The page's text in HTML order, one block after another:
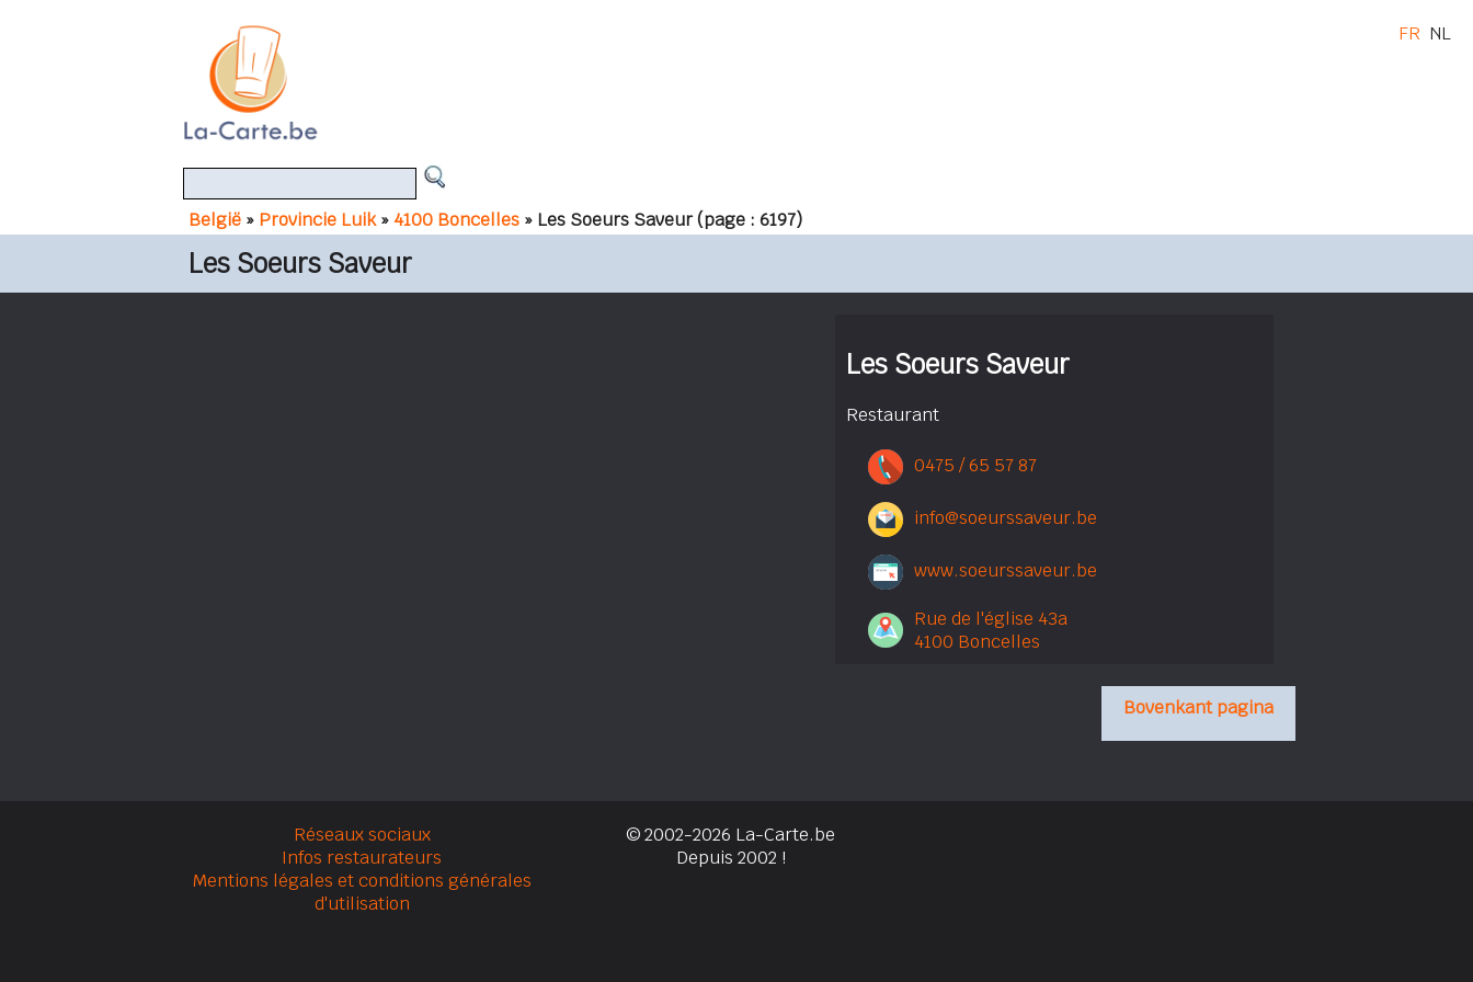
België » Provincie Luik»4100 Boncelles » Les Soeurs Saveur(page : 6197)
FR NL
Les Soeurs Saveur
Les Soeurs Saveur
Restaurant
0475 / 65 57 87
info@soeurssaveur.be
www.soeurssaveur.be
Rue de l'église 43a
4100 Boncelles
Bovenkant pagina
Réseaux sociaux
Infos restaurateurs
Mentions légales et conditions générales
d'utilisation
© 2002-2026 La-Carte.be
Depuis 2002 !